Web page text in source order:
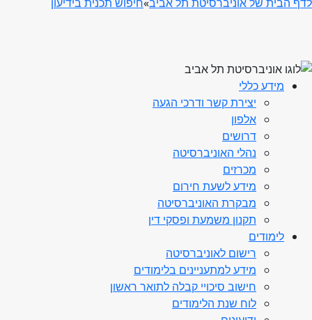
מידע כללי
יצירת קשר ודרכי הגעה
אלפון
דרושים
נהלי האוניברסיטה
מכרזים
מידע לשעת חירום
מבקרת האוניברסיטה
תקנון משמעת ופסקי דין
לימודים
רישום לאוניברסיטה
מידע למתעניינים בלימודים
חישוב סיכויי קבלה לתואר ראשון
לוח שנת הלימודים